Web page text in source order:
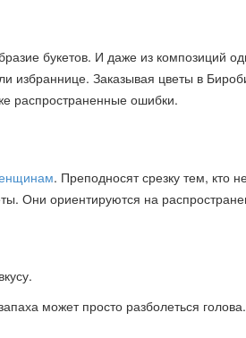
букетов. И даже из композиций
избраннице. Заказывая цветы в
распространенные ошибки.
. Преподносят срезку тем, кто
Они ориентируются на
может просто разболеться